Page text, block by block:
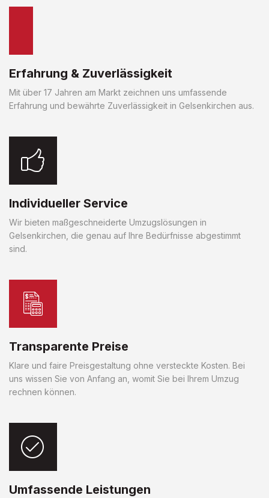
Erfahrung & Zuverlässigkeit
Mit über 17 Jahren am Markt zeichnen uns umfassende
Erfahrung und bewährte Zuverlässigkeit in Gelsenkirchen aus.
Individueller Service
Wir bieten maßgeschneiderte Umzugslösungen in
Gelsenkirchen, die genau auf Ihre Bedürfnisse abgestimmt
sind.
Transparente Preise
Klare und faire Preisgestaltung ohne versteckte Kosten. Bei
uns wissen Sie von Anfang an, womit Sie bei Ihrem Umzug
rechnen können.
Umfassende Leistungen